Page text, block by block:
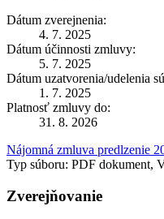
Dátum zverejnenia:
4. 7. 2025
Dátum účinnosti zmluvy:
5. 7. 2025
Dátum uzatvorenia/udelenia
1. 7. 2025
Platnosť zmluvy do:
31. 8. 2026
Nájomná zmluva predlzenie
Typ súboru: PDF dokument,
Zverejňovanie